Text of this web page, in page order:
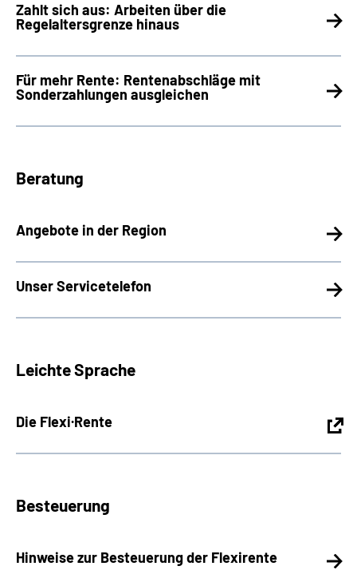
Zahlt sich aus: Arbeiten über die
Regelaltersgrenze hinaus
Für mehr Rente: Rentenabschläge mit
Sonderzahlungen ausgleichen
Beratung
Angebote in der Region
Unser Servicetelefon
Leichte Sprache
Die Flexi·Rente
Besteuerung
Hinweise zur Besteuerung der Flexirente